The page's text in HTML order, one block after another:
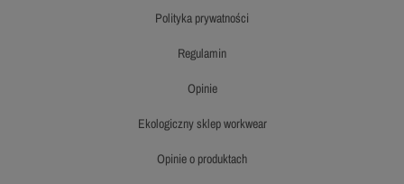
polityka prywatności
regulamin
opinie
ekologiczny sklep workwear
opinie o produktach